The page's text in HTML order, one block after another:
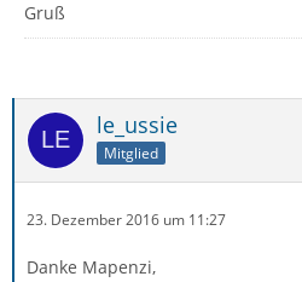
Gruß
le_ussie
Mitglied
23. Dezember 2016 um 11:27
Danke Mapenzi,